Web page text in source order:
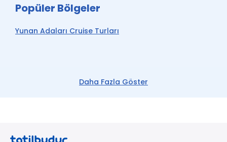
Daha Fazla Göster
Popüler Bölgeler
Yunan Adaları Cruise Turları